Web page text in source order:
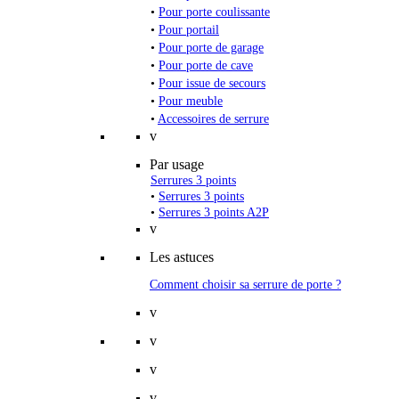
• Pour porte coulissante
• Pour portail
• Pour porte de garage
• Pour porte de cave
• Pour issue de secours
• Pour meuble
• Accessoires de serrure
v
Par usage
Serrures 3 points
• Serrures 3 points
• Serrures 3 points A2P
v
Les astuces
Comment choisir sa serrure de porte ?
v
v
v